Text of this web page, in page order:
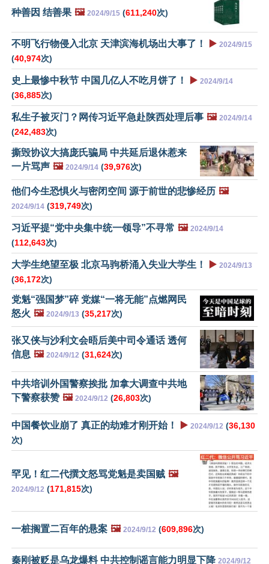
种善因 结善果 🖼️ 2024/9/15 (611,240次)
不明飞行物侵入北京 天津滨海机场出大事了！ ▶️ 2024/9/15
(40,974次)
史上最惨中秋节 中国几亿人不吃月饼了！ ▶️ 2024/9/14
(36,885次)
私生子被灭门？网传习近平急赴陕西处理后事 🖼️ 2024/9/14
(242,483次)
撕毁协议大搞庞氏骗局 中共延后退休惹来
一片骂声 🖼️ 2024/9/14 (39,976次)
他们今生恐惧火与密闭空间 源于前世的悲惨经历 🖼️
2024/9/14 (319,749次)
习近平提“党中央集中统一领导”不寻常 🖼️ 2024/9/14
(112,643次)
大学生绝望至极 北京马驹桥涌入失业大学生！ ▶️ 2024/9/13
(36,172次)
党魁“强国梦”碎 党媒“一将无能”点燃网民
怒火 🖼️ 2024/9/13 (35,217次)
张又侠与沙利文会晤后美中司令通话 透何
信息 🖼️ 2024/9/12 (31,624次)
中共培训外国警察挨批 加拿大调查中共地
下警察获赞 🖼️ 2024/9/12 (26,803次)
中国餐饮业崩了 真正的劫难才刚开始！ ▶️ 2024/9/12 (36,130
次)
罕见！红二代撰文怒骂党魁是卖国贼 🖼️
2024/9/12 (171,815次)
一桩搁置二百年的悬案 🖼️ 2024/9/12 (609,896次)
秦刚被贬是乌龙爆料 中共控制谣言能力明显下降 2024/9/12